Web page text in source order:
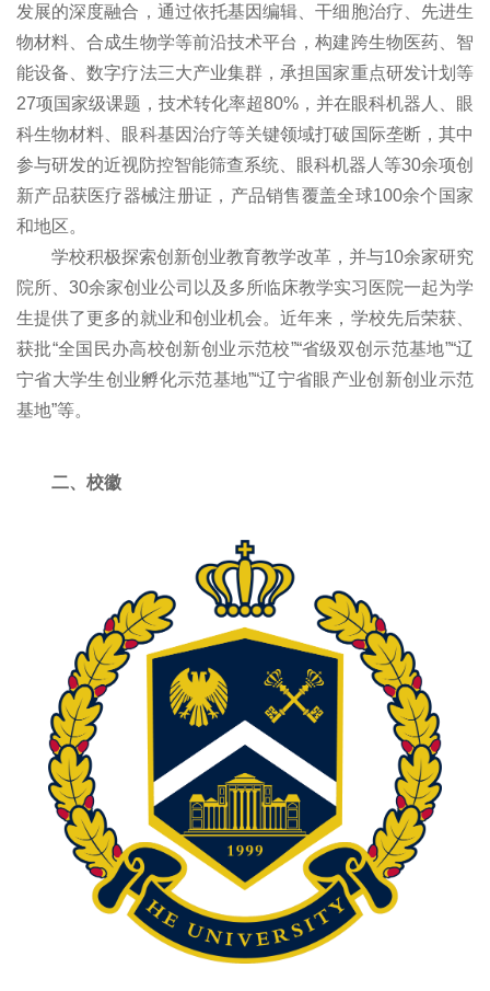
发展的深度融合，通过依托基因编辑、干细胞治疗、先进生
物材料、合成生物学等前沿技术平台，构建跨生物医药、智
能设备、数字疗法三大产业集群，承担国家重点研发计划等
27项国家级课题，技术转化率超80%，并在眼科机器人、眼
科生物材料、眼科基因治疗等关键领域打破国际垄断，其中
参与研发的近视防控智能筛查系统、眼科机器人等30余项创
新产品获医疗器械注册证，产品销售覆盖全球100余个国家
和地区。
学校积极探索创新创业教育教学改革，并与10余家研究
院所、30余家创业公司以及多所临床教学实习医院一起为学
生提供了更多的就业和创业机会。近年来，学校先后荣获、
获批“全国民办高校创新创业示范校”“省级双创示范基地”“辽
宁省大学生创业孵化示范基地”“辽宁省眼产业创新创业示范
基地”等。
二、校徽